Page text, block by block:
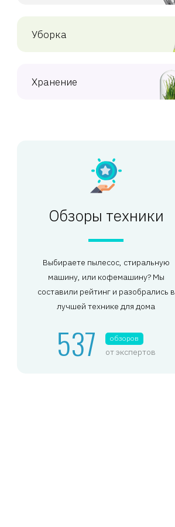
Уборка
Хранение
Обзоры техники
Выбираете пылесос, стиральную
машину, или кофемашину? Мы
составили рейтинг и разобрались в
лучшей технике для дома
537 обзоров
от экспертов